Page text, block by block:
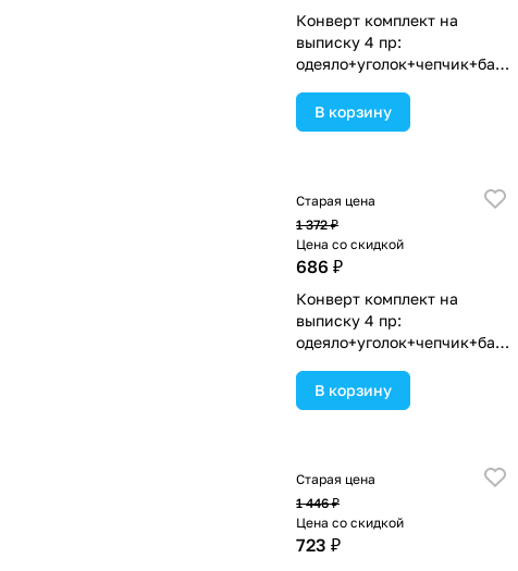
Конверт комплект на
выписку 4 пр:
одеяло+уголок+чепчик+бант
ассортименте.
В корзину
Старая цена
1 372 ₽
Цена со скидкой
686 ₽
Конверт комплект на
выписку 4 пр:
одеяло+уголок+чепчик+бант
ассортименте.
В корзину
Старая цена
1 446 ₽
Цена со скидкой
723 ₽